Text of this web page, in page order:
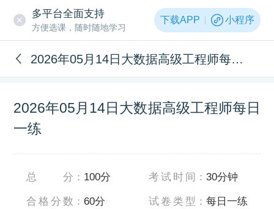
多平台全面支持
方便选课，随时随地学习
下载APP 小程序
2026年05月14日大数据高级工程师每日一练
2026年05月14日大数据高级工程师每日
一练
总分 ： 100分
合格分数 ：60分
考试时间 ：30分钟
试卷类型 ：每日一练